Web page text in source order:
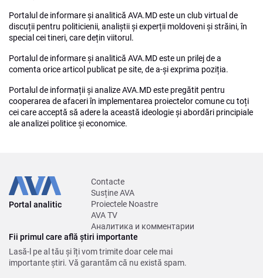
Portalul de informare și analitică AVA.MD este un club virtual de
discuții pentru politicienii, analiștii și experții moldoveni și străini, în
special cei tineri, care dețin viitorul.
Portalul de informare și analitică AVA.MD este un prilej de a
comenta orice articol publicat pe site, de a-și exprima poziția.
Portalul de informații și analize AVA.MD este pregătit pentru
cooperarea de afaceri în implementarea proiectelor comune cu toți
cei care acceptă să adere la această ideologie și abordări principiale
ale analizei politice și economice.
Portal analitic
Contacte
Susține AVA
Proiectele Noastre
AVA TV
Аналитика и комментарии
Fii primul care află știri importante
Lasă-l pe al tău și îți vom trimite doar cele mai
importante știri. Vă garantăm că nu există spam.